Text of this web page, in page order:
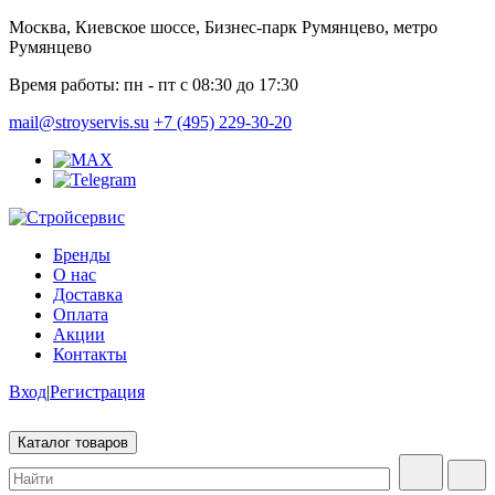
Москва, Киевское шоссе, Бизнес-парк Румянцево, метро
Румянцево
Время работы: пн - пт с 08:30 до 17:30
mail@stroyservis.su +7 (495) 229-30-20
Бренды
О нас
Доставка
Оплата
Акции
Контакты
Вход|Регистрация
Каталог товаров